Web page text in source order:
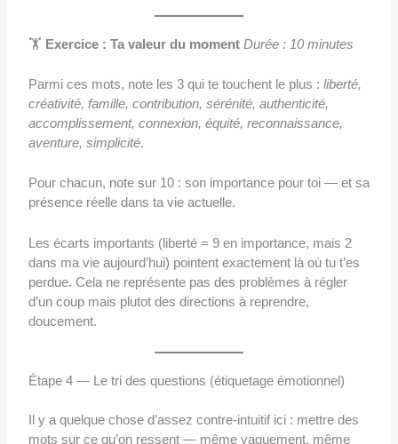
🏋️ Exercice : Ta valeur du moment Durée : 10 minutes
Parmi ces mots, note les 3 qui te touchent le plus : liberté,
créativité, famille, contribution, sérénité, authenticité,
accomplissement, connexion, équité, reconnaissance,
aventure, simplicité.
Pour chacun, note sur 10 : son importance pour toi — et sa
présence réelle dans ta vie actuelle.
Les écarts importants (liberté = 9 en importance, mais 2
dans ma vie aujourd’hui) pointent exactement là où tu t’es
perdue. Cela ne représente pas des problèmes à régler
d’un coup mais plutot des directions à reprendre,
doucement.
Étape 4 — Le tri des questions (étiquetage émotionnel)
Il y a quelque chose d’assez contre-intuitif ici : mettre des
mots sur ce qu’on ressent — même vaguement, même